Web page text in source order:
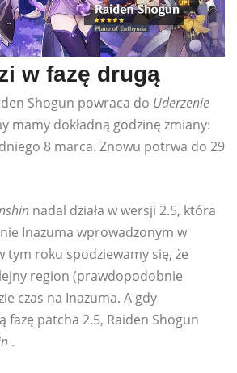
w fazę drugą
Shogun powraca do Uderzenie
mamy dokładną godzinę zmiany:
8 marca. Znowu potrwa do 29
nadal działa w wersji 2.5, która
Inazuma wprowadzonym w
tym roku spodziewamy się, że
region (prawdopodobnie
czas na Inazuma. A gdy
fazę patcha 2.5, Raiden Shogun
.